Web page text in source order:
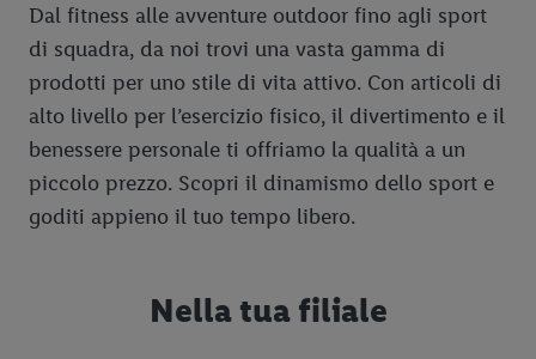
Dal fitness alle avventure outdoor fino agli sport
di squadra, da noi trovi una vasta gamma di
prodotti per uno stile di vita attivo. Con articoli di
alto livello per l’esercizio fisico, il divertimento e il
benessere personale ti offriamo la qualità a un
piccolo prezzo. Scopri il dinamismo dello sport e
goditi appieno il tuo tempo libero.
Nella tua filiale